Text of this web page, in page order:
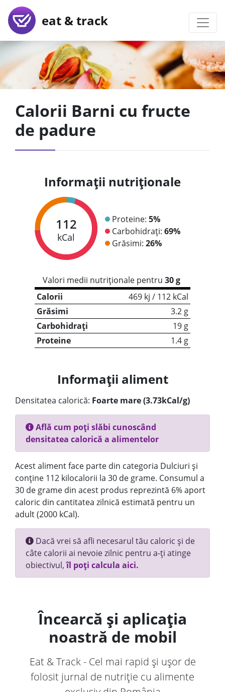
eat & track
Calorii Barni cu fructe
de padure
Informații nutriționale
112
kCal
Proteine:5%
Carbohidrați:69%
Grăsimi:26%
Valori medii nutriționale pentru 30 g
Calorii
469 kj / 112 kCal
Grăsimi
3.2 g
Carbohidrați
19 g
Proteine
1.4 g
Informații aliment
Densitatea calorică: Foarte mare (3.73kCal/g)
Află cum poți slăbi cunoscând
densitatea calorică a alimentelor
Acest aliment face parte din categoria Dulciuri și
conține 112 kilocalorii la 30 de grame. Consumul a
30 de grame din acest produs reprezintă 6% aport
caloric din cantitatea zilnică estimată pentru un
adult (2000 kCal).
Dacă vrei să afli necesarul tău caloric și de
câte calorii ai nevoie zilnic pentru a-ți atinge
obiectivul,îl poți calcula aici.
Încearcă și aplicația
noastră de mobil
Eat & Track - Cel mai rapid și ușor de
folosit jurnal de nutriție cu alimente